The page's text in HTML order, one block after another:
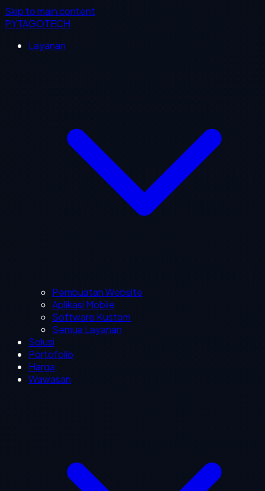
Skip to main content
PYTAGOTECH
Layanan
Pembuatan Website
Aplikasi Mobile
Software Kustom
Semua Layanan
Solusi
Portofolio
Harga
Wawasan